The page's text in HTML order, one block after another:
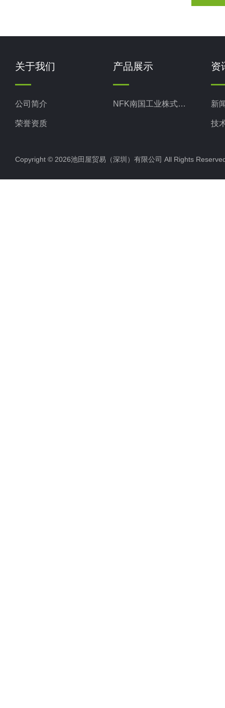
关于我们
公司简介
荣誉资质
产品展示
NFK南国工业株式会社
资
新
技
Copyright © 2026池田屋贸易（深圳）有限公司 All Rights